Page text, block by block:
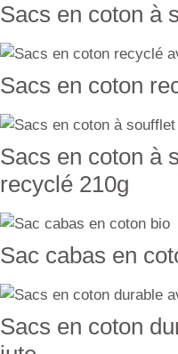
Sacs en coton à
Sacs en coton
Sacs en coton à
recyclé 210g
Sac cabas en
Sacs en coton